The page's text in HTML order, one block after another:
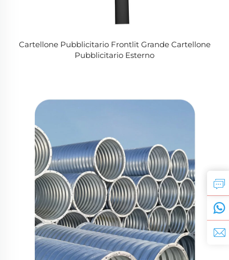
Cartellone Pubblicitario Frontlit Grande Cartellone
Pubblicitario Esterno